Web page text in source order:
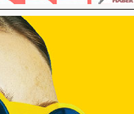
koruyucu gözlükler,
ölçüm, tanı ve
yönelik makine
parçaları, bakım